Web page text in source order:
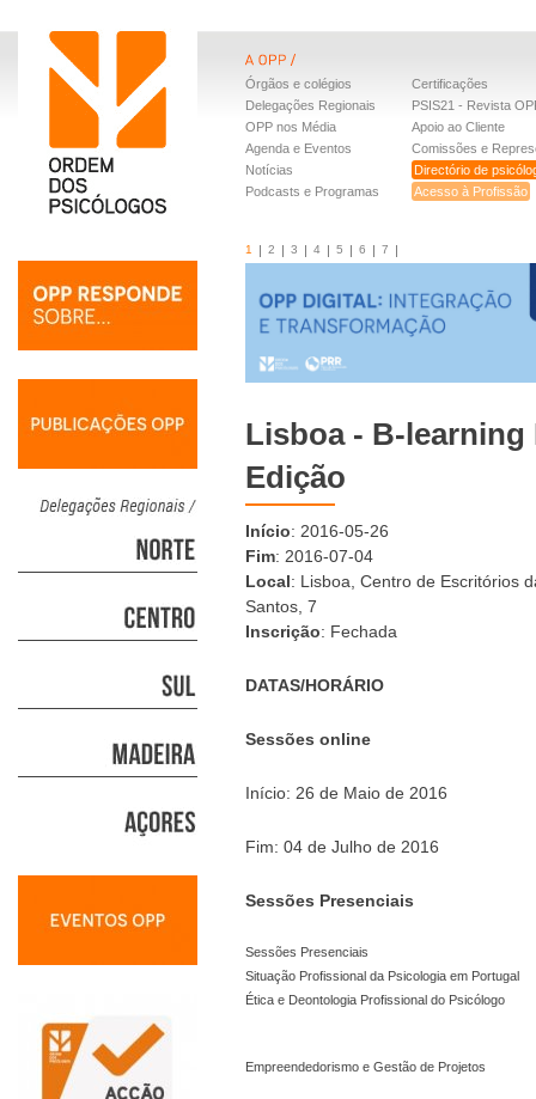
Órgãos e colégios
Delegações Regionais
OPP nos Média
Agenda e Eventos
Notícias
Podcasts e Programas
Certificações
PSIS21 - Revista
Apoio ao Cliente
Comissões e
Directório de
Acesso à Profissão
1 2 3 4 5 6 7
Lisboa - B-learning
Edição
Início: 2016-05-26
Fim: 2016-07-04
Local: Lisboa, Centro de Escritórios
Santos, 7
Inscrição: Fechada
DATAS/HORÁRIO
Sessões online
Início: 26 de Maio de 2016
Fim: 04 de Julho de 2016
Sessões Presenciais
Sessões Presenciais
Situação Profissional da Psicologia em Portugal
Ética e Deontologia Profissional do Psicólogo
Empreendedorismo e Gestão de Projetos